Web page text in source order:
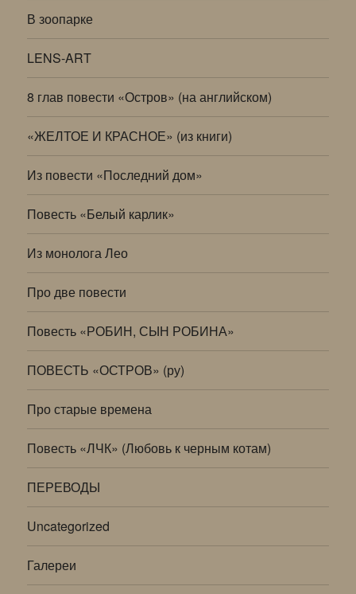
В зоопарке
LENS-ART
8 глав повести «Остров» (на английском)
«ЖЕЛТОЕ И КРАСНОЕ» (из книги)
Из повести «Последний дом»
Повесть «Белый карлик»
Из монолога Лео
Про две повести
Повесть «РОБИН, СЫН РОБИНА»
ПОВЕСТЬ «ОСТРОВ» (ру)
Про старые времена
Повесть «ЛЧК» (Любовь к черным котам)
ПЕРЕВОДЫ
Uncategorized
Галереи